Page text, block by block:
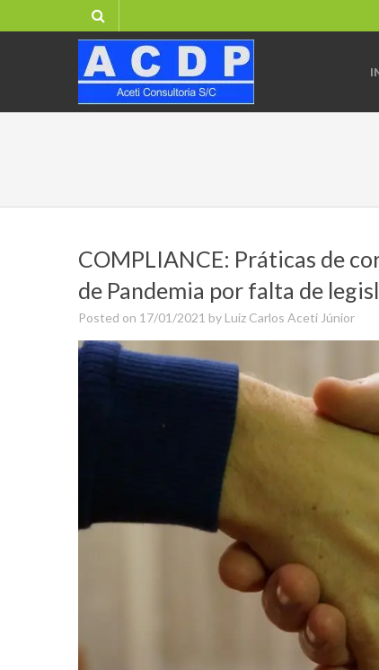
to
COMPLIANCE: Práticas de
de Pandemia por falta de
Posted on 17/01/2021 by Luiz Carlos Aceti Júnior